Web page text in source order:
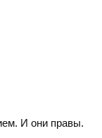
И они правы.